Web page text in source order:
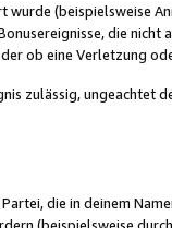
wurde (beispielsweise
die nicht
ob eine Verletzung
zulässig, ungeachtet
die in deinem
(beispielsweise